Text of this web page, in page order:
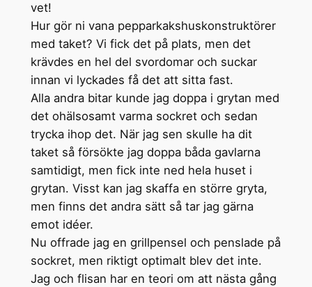
vet!
Hur gör ni vana pepparkakshuskonstruktörer
med taket? Vi fick det på plats, men det
krävdes en hel del svordomar och suckar
innan vi lyckades få det att sitta fast.
Alla andra bitar kunde jag doppa i grytan med
det ohälsosamt varma sockret och sedan
trycka ihop det. När jag sen skulle ha dit
taket så försökte jag doppa båda gavlarna
samtidigt, men fick inte ned hela huset i
grytan. Visst kan jag skaffa en större gryta,
men finns det andra sätt så tar jag gärna
emot idéer.
Nu offrade jag en grillpensel och penslade på
sockret, men riktigt optimalt blev det inte.
Jag och flisan har en teori om att nästa gång